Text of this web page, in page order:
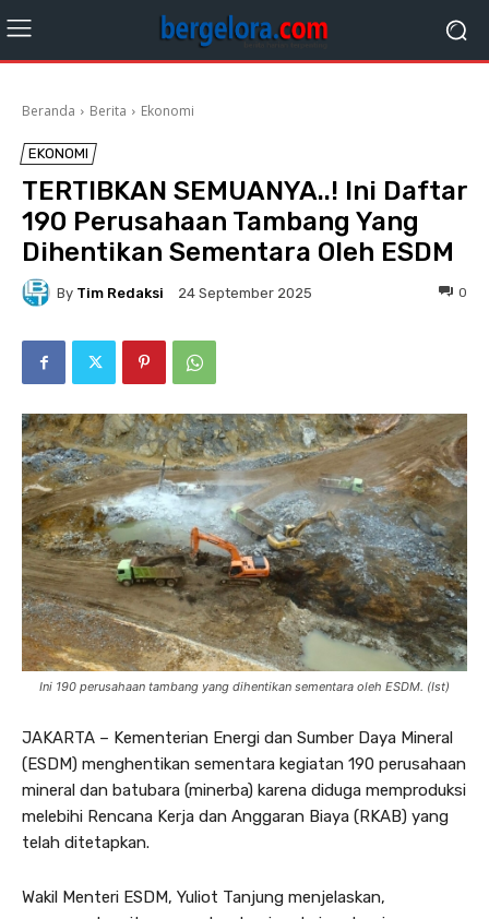
Beranda Berita Ekonomi
EKONOMI
TERTIBKAN SEMUANYA..! Ini Daftar
190 Perusahaan Tambang Yang
Dihentikan Sementara Oleh ESDM
By Tim Redaksi 24 September 2025 0
Ini 190 perusahaan tambang yang dihentikan sementara oleh ESDM. (Ist)
JAKARTA – Kementerian Energi dan Sumber Daya Mineral
(ESDM) menghentikan sementara kegiatan 190 perusahaan
mineral dan batubara (minerba) karena diduga memproduksi
melebihi Rencana Kerja dan Anggaran Biaya (RKAB) yang
telah ditetapkan.
Wakil Menteri ESDM, Yuliot Tanjung menjelaskan,